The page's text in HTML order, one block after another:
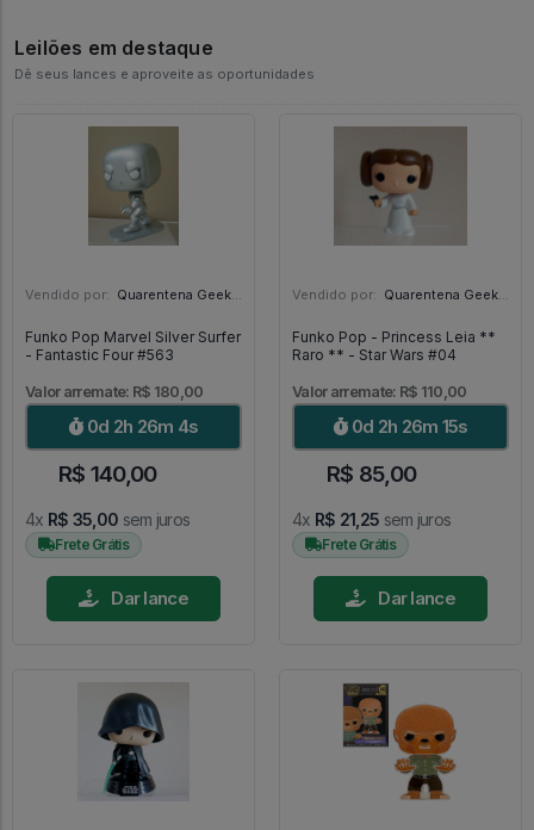
Leilões em destaque
Dê seus lances e aproveite as oportunidades
Vendido por: Quarentena Geek Store - SP
Funko Pop Marvel Silver Surfer
- Fantastic Four #563
Valor arremate: R$ 180,00
0d 2h 26m 2s
R$ 140,00
4x R$ 35,00 sem juros
Frete Grátis
Dar lance
Vendido por: Quarentena Geek Store - SP
Funko Pop - Princess Leia **
Raro ** - Star Wars #04
Valor arremate: R$ 110,00
0d 2h 26m 13s
R$ 85,00
4x R$ 21,25 sem juros
Frete Grátis
Dar lance